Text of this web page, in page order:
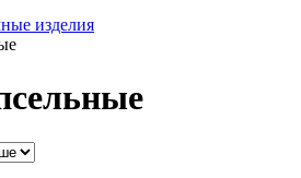
изделия